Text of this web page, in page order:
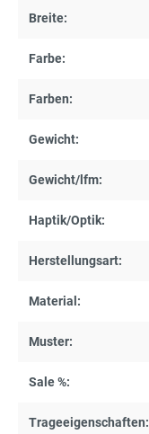
Breite:
Farbe:
Farben:
Gewicht:
Gewicht/lfm:
Haptik/Optik:
Herstellungsart:
Material:
Muster:
Sale %:
Trageeigenschaften: